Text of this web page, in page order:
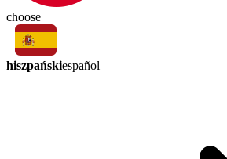
choose
hiszpańskiespañol